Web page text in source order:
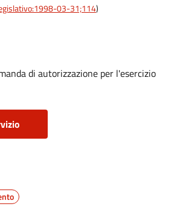
03-31;114)
di autorizzazione per l'esercizio